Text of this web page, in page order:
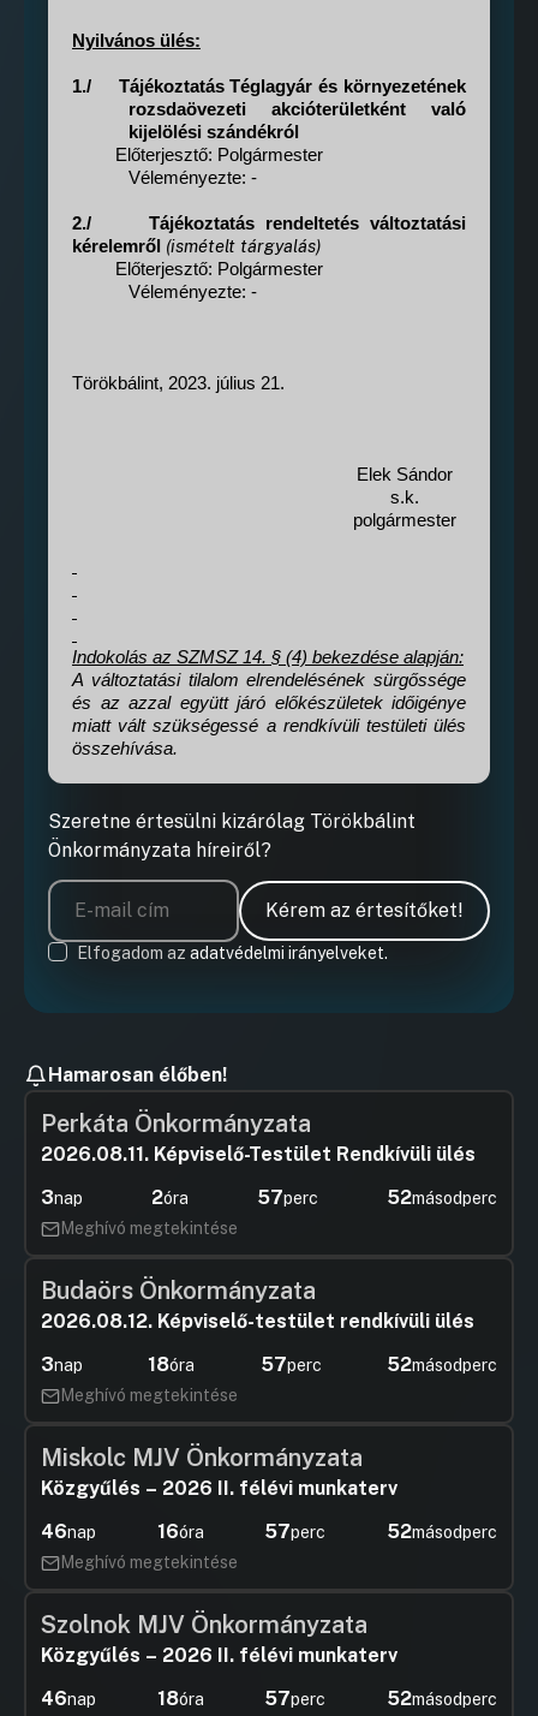
Nyilvános ülés:
1./
Tájékoztatás Téglagyár és környezetének
rozsdaövezeti akcióterületként való
kijelölési szándékról
Előterjesztő: Polgármester
Véleményezte: -
2./
Tájékoztatás rendeltetés változtatási
kérelemről (ismételt tárgyalás)
Előterjesztő: Polgármester
Véleményezte: -
Törökbálint, 2023. július 21.
Elek Sándor
s.k.
polgármester
Indokolás az SZMSZ 14. § (4) bekezdése alapján:
A változtatási tilalom elrendelésének sürgőssége
és az azzal együtt járó előkészületek időigénye
miatt vált szükségessé a rendkívüli testületi ülés
összehívása.
Szeretne értesülni kizárólag Törökbálint
Önkormányzata híreiről?
Kérem az értesítőket!
Elfogadom az adatvédelmi irányelveket.
Hamarosan élőben!
Perkáta Önkormányzata
2026.08.11. Képviselő-Testület Rendkívüli ülés
3nap 2óra 57perc 51másodperc
Meghívó megtekintése
Budaörs Önkormányzata
2026.08.12. Képviselő-testület rendkívüli ülés
3nap 18óra 57perc 51másodperc
Meghívó megtekintése
Miskolc MJV Önkormányzata
Közgyűlés – 2026 II. félévi munkaterv
46nap 16óra 57perc 52másodperc
Meghívó megtekintése
Szolnok MJV Önkormányzata
Közgyűlés – 2026 II. félévi munkaterv
46nap 18óra 57perc 52másodperc